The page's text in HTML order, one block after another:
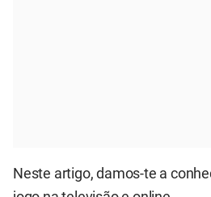
Neste artigo, damos-te a